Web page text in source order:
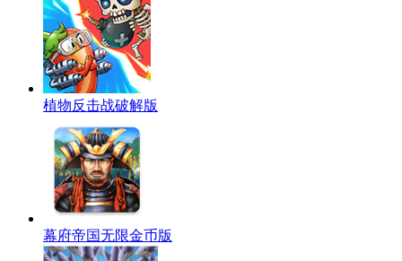
植物反击战破解版
幕府帝国无限金币版